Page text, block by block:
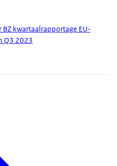
kwartaalrapportage EU-
Q3 2023